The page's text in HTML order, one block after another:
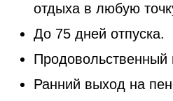
отдыха в любую
До 75 дней отпуска.
Продовольственный
Ранний выход на